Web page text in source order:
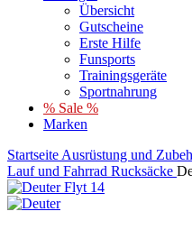
Übersicht
Gutscheine
Erste Hilfe
Funsports
Trainingsgeräte
Sportnahrung
% Sale %
Marken
Startseite Ausrüstung und
Lauf und Fahrrad Rucksäcke